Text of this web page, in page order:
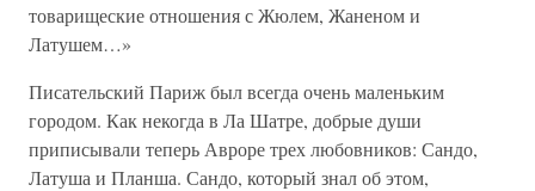
товарищеские отношения с Жюлем, Жаненом и
Латушем…»
Писательский Париж был всегда очень маленьким
городом. Как некогда в Ла Шатре, добрые души
приписывали теперь Авроре трех любовников: Сандо,
Латуша и Планша. Сандо, который знал об этом,